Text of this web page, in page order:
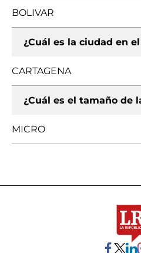
BOLIVAR
¿Cuál es la ciudad en
CARTAGENA
¿Cuál es el tamaño de
MICRO